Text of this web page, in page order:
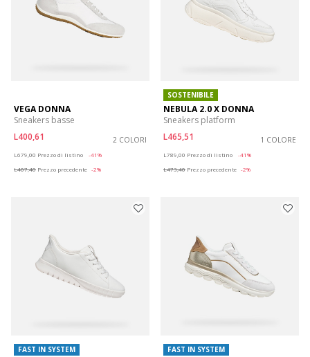
VEGA DONNA
Sneakers basse
L400,61
2 COLORI
L679,00 Prezzo di listino
-41%
L407,40 Prezzo precedente -2%
SOSTENIBILE
NEBULA 2.0 X DONNA
Sneakers platform
L465,51
1 COLORE
L789,00 Prezzo di listino
-41%
L473,40 Prezzo precedente -2%
FAST IN SYSTEM FAST IN SYSTEM